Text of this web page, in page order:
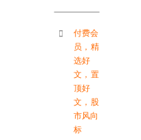
付费会
员 ， 精
选好
文 ， 置
顶好
文 ， 股
市风向
标